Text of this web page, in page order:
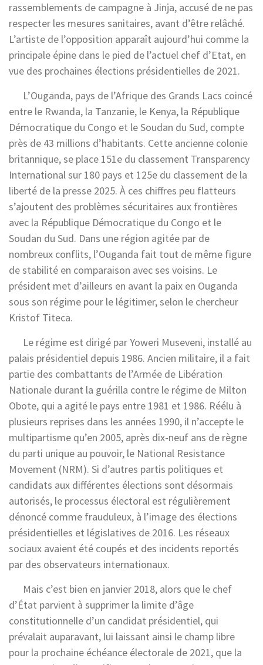
rassemblements de campagne à Jinja, accusé de ne pas
respecter les mesures sanitaires, avant d’être relâché.
L’artiste de l’opposition apparaît aujourd’hui comme la
principale épine dans le pied de l’actuel chef d’Etat, en
vue des prochaines élections présidentielles de 2021.
L’Ouganda, pays de l’Afrique des Grands Lacs coincé
entre le Rwanda, la Tanzanie, le Kenya, la République
Démocratique du Congo et le Soudan du Sud, compte
près de 43 millions d’habitants. Cette ancienne colonie
britannique, se place 151e du classement Transparency
International sur 180 pays et 125e du classement de la
liberté de la presse 2025. À ces chiffres peu flatteurs
s’ajoutent des problèmes sécuritaires aux frontières
avec la République Démocratique du Congo et le
Soudan du Sud. Dans une région agitée par de
nombreux conflits, l’Ouganda fait tout de même figure
de stabilité en comparaison avec ses voisins. Le
président met d’ailleurs en avant la paix en Ouganda
sous son régime pour le légitimer, selon le chercheur
Kristof Titeca.
Le régime est dirigé par Yoweri Museveni, installé au
palais présidentiel depuis 1986. Ancien militaire, il a fait
partie des combattants de l’Armée de Libération
Nationale durant la guérilla contre le régime de Milton
Obote, qui a agité le pays entre 1981 et 1986. Réélu à
plusieurs reprises dans les années 1990, il n’accepte le
multipartisme qu’en 2005, après dix-neuf ans de règne
du parti unique au pouvoir, le National Resistance
Movement (NRM). Si d’autres partis politiques et
candidats aux différentes élections sont désormais
autorisés, le processus électoral est régulièrement
dénoncé comme frauduleux, à l’image des élections
présidentielles et législatives de 2016. Les réseaux
sociaux avaient été coupés et des incidents reportés
par des observateurs internationaux.
Mais c’est bien en janvier 2018, alors que le chef
d’État parvient à supprimer la limite d’âge
constitutionnelle d’un candidat présidentiel, qui
prévalait auparavant, lui laissant ainsi le champ libre
pour la prochaine échéance électorale de 2021, que la